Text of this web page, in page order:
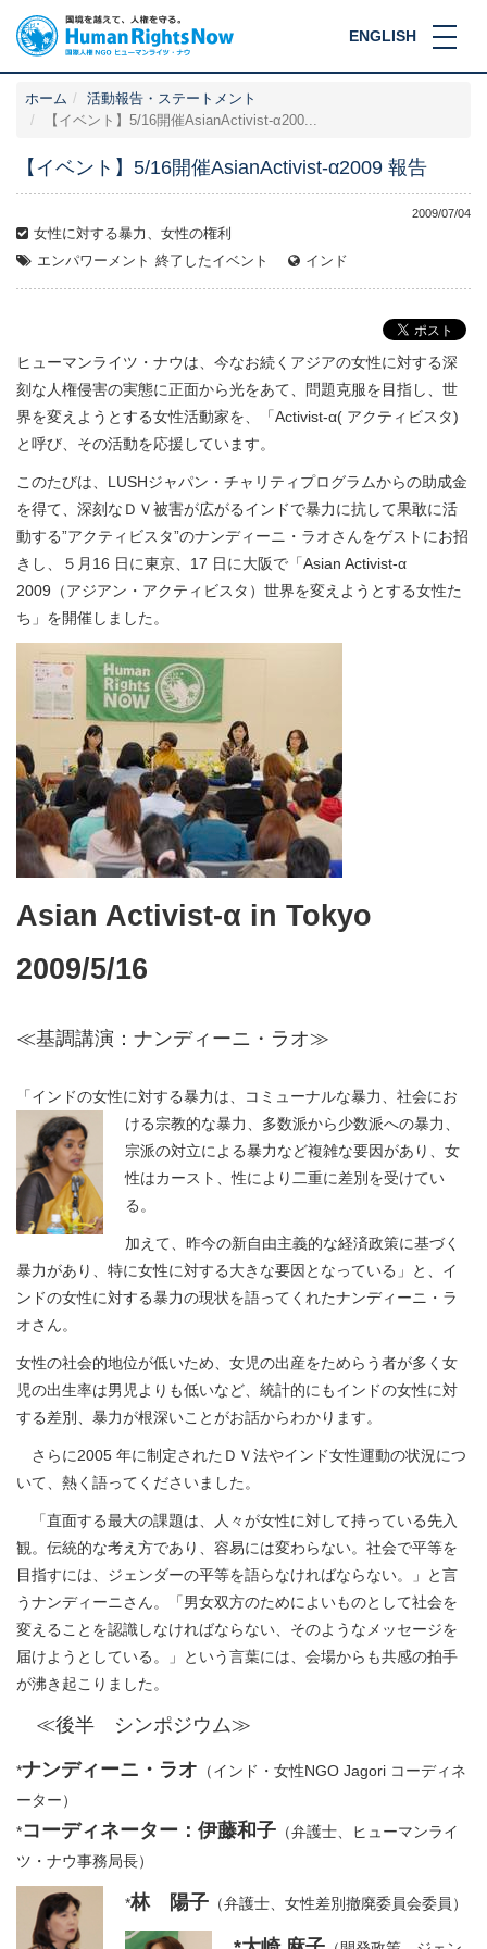
ENGLISH
ホーム
活動報告・ステートメント
【イベント】5/16開催AsianActivist-α200...
【イベント】5/16開催AsianActivist-α2009 報告
2009/07/04
女性に対する暴力、女性の権利
エンパワーメント 終了したイベント インド
ヒューマンライツ・ナウは、今なお続くアジアの女性に対する深
刻な人権侵害の実態に正面から光をあて、問題克服を目指し、世
界を変えようとする女性活動家を、「Activist-α( アクティビスタ)
と呼び、その活動を応援しています。
このたびは、LUSHジャパン・チャリティプログラムからの助成金
を得て、深刻なＤＶ被害が広がるインドで暴力に抗して果敢に活
動する”アクティビスタ”のナンディーニ・ラオさんをゲストにお招
きし、５月16 日に東京、17 日に大阪で「Asian Activist-α
2009（アジアン・アクティビスタ）世界を変えようとする女性た
ち」を開催しました。
Asian Activist-α in Tokyo
2009/5/16
≪基調講演：ナンディーニ・ラオ≫
「インドの女性に対する暴力は、コミューナルな暴力、社会にお
ける宗教的な暴力、多数派から少数派への暴力、
宗派の対立による暴力など複雑な要因があり、女
性はカースト、性により二重に差別を受けてい
る。
加えて、昨今の新自由主義的な経済政策に基づく
暴力があり、特に女性に対する大きな要因となっている」と、イ
ンドの女性に対する暴力の現状を語ってくれたナンディーニ・ラ
オさん。
女性の社会的地位が低いため、女児の出産をためらう者が多く女
児の出生率は男児よりも低いなど、統計的にもインドの女性に対
する差別、暴力が根深いことがお話からわかります。
さらに2005 年に制定されたＤＶ法やインド女性運動の状況につ
いて、熱く語ってくださいました。
「直面する最大の課題は、人々が女性に対して持っている先入
観。伝統的な考え方であり、容易には変わらない。社会で平等を
目指すには、ジェンダーの平等を語らなければならない。」と言
うナンディーニさん。「男女双方のためによいものとして社会を
変えることを認識しなければならない、そのようなメッセージを
届けようとしている。」という言葉には、会場からも共感の拍手
が沸き起こりました。
≪後半 シンポジウム≫
*ナンディーニ・ラオ （インド・女性NGO Jagori コーディネ
ーター）
*コーディネーター：伊藤和子 （弁護士、ヒューマンライ
ツ・ナウ事務局長）
*林 陽子 （弁護士、女性差別撤廃委員会委員）